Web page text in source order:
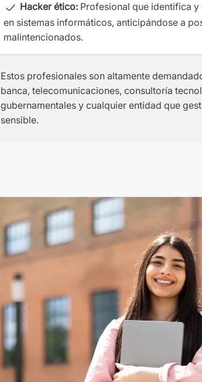
Hacker ético: Profesional que identifica
en sistemas informáticos, anticipándose a
malintencionados.
Estos profesionales son altamente
banca, telecomunicaciones, consultoría
gubernamentales y cualquier entidad que
sensible.